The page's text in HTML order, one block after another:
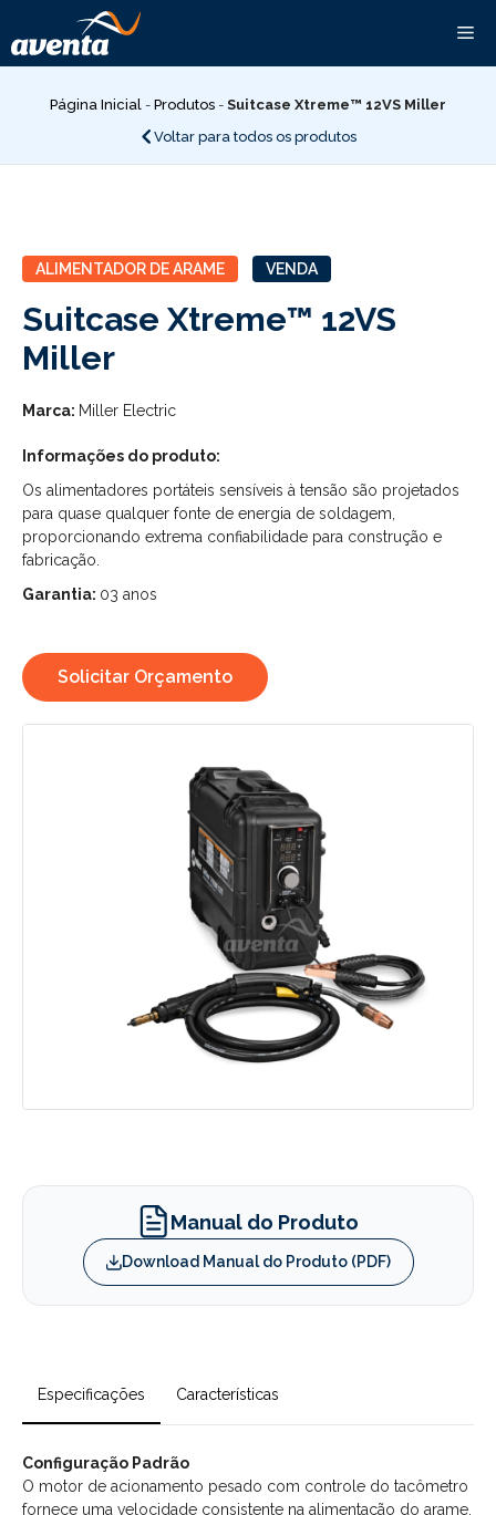
para
o
conteúdoPágina Inicial - Produtos - Suitcase Xtreme™ 12VS Miller
Voltar para todos os produtos
ALIMENTADOR DE ARAME VENDA
Suitcase Xtreme™ 12VS
Miller
Marca: Miller Electric
Informações do produto:
Os alimentadores portáteis sensíveis à tensão são projetados
para quase qualquer fonte de energia de soldagem,
proporcionando extrema confiabilidade para construção e
fabricação.
Garantia: 03 anos
Solicitar Orçamento
Manual do Produto
Download Manual do Produto (PDF)
Especificações Características
Configuração Padrão
O motor de acionamento pesado com controle do tacômetro
fornece uma velocidade consistente na alimentação do arame,